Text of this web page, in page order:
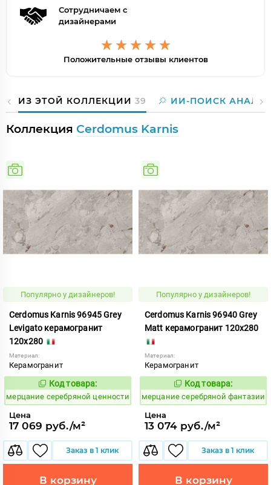
Сотрудничаем с
дизайнерами
Положительные отзывы клиентов
ИЗ ЭТОЙ КОЛЛЕКЦИИ 39 ИИ-ПОИСК
Коллекция Cerdomus Karnis
Популярно у дизайнеров!
Cerdomus Karnis 96945 Grey
Levigato керамогранит
120x280
Материал:
Керамогранит
979492
Код товара:
мерцание серебряной ценности
Цена
17 069 руб./м²
Заказ в 1 клик
В корзину
Популярно у дизайнеров!
Cerdomus Karnis 96940 Grey
Matt керамогранит 120x280
Материал:
Керамогранит
979487
Код товара:
мерцание серебряной фантазии
Цена
13 074 руб./м²
Заказ в 1 клик
В корзину